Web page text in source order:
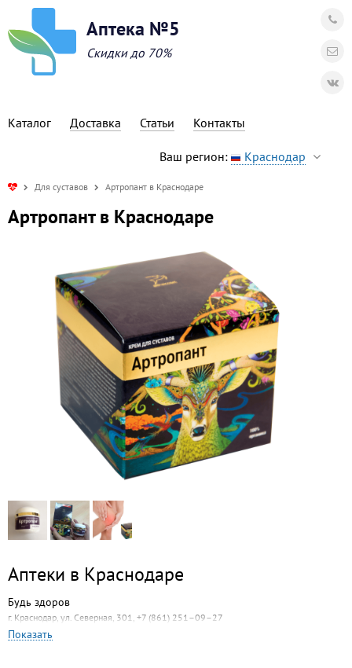
Аптека №5
Скидки до 70%
Каталог Доставка Статьи Контакты
Ваш регион: Краснодар
Для суставов Артропант в Краснодаре
Артропант в Краснодаре
Аптеки в Краснодаре
Будь здоров
г. Краснодар, ул. Северная, 301, +7 (861) 251–09–27
7 дней
Показать